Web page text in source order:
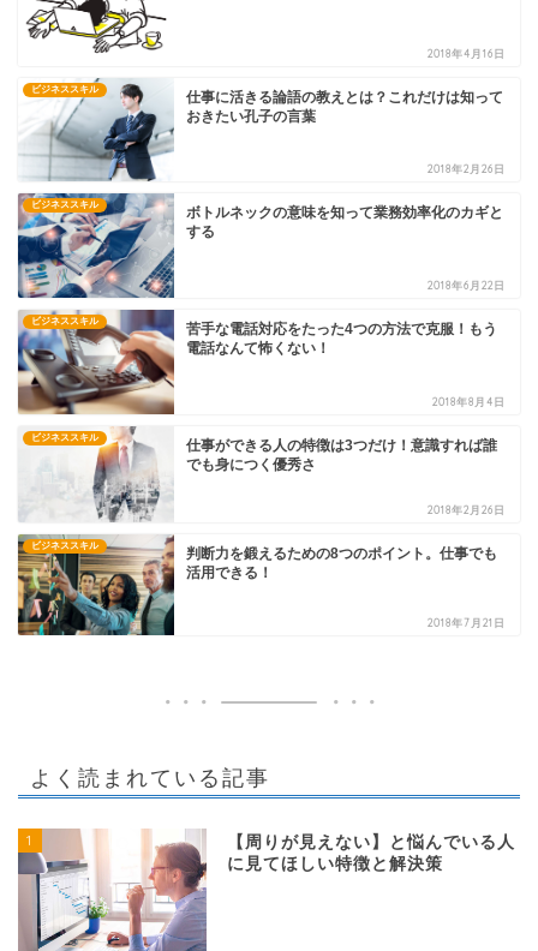
2018年4月16日
ビジネススキル
仕事に活きる論語の教えとは？これだけは知って
おきたい孔子の言葉
2018年2月26日
ビジネススキル
ボトルネックの意味を知って業務効率化のカギと
する
2018年6月22日
ビジネススキル
苦手な電話対応をたった4つの方法で克服！もう
電話なんて怖くない！
2018年8月4日
ビジネススキル
仕事ができる人の特徴は3つだけ！意識すれば誰
でも身につく優秀さ
2018年2月26日
ビジネススキル
判断力を鍛えるための8つのポイント。仕事でも
活用できる！
2018年7月21日
よく読まれている記事
1
【周りが見えない】と悩んでいる人
に見てほしい特徴と解決策